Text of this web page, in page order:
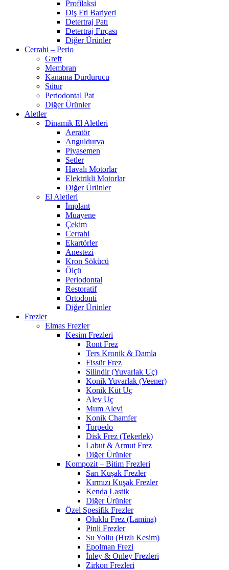
Profilaksi
Diş Eti Bariyeri
Detertraj Patı
Detertraj Fırçası
Diğer Ürünler
Cerrahi – Perio
Greft
Membran
Kanama Durdurucu
Sütur
Periodontal Pat
Diğer Ürünler
Aletler
Dinamik El Aletleri
Aeratör
Anguldurva
Piyasemen
Setler
Havalı Motorlar
Elektrikli Motorlar
Diğer Ürünler
El Aletleri
İmplant
Muayene
Çekim
Cerrahi
Ekartörler
Anestezi
Kron Sökücü
Ölçü
Periodontal
Restoratif
Ortodonti
Diğer Ürünler
Frezler
Elmas Frezler
Kesim Frezleri
Ront Frez
Ters Kronik & Damla
Fissür Frez
Silindir (Yuvarlak Uç)
Konik Yuvarlak (Veener)
Konik Küt Uç
Alev Uç
Mum Alevi
Konik Chamfer
Torpedo
Disk Frez (Tekerlek)
Labut & Armut Frez
Diğer Ürünler
Kompozit – Bitim Frezleri
Sarı Kuşak Frezler
Kırmızı Kuşak Frezler
Kenda Lastik
Diğer Ürünler
Özel Spesifik Frezler
Oluklu Frez (Lamina)
Pinli Frezler
Su Yollu (Hızlı Kesim)
Epolman Frezi
İnley & Onley Frezleri
Zirkon Frezleri